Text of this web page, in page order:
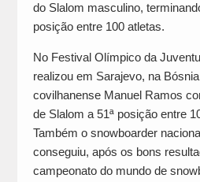
do Slalom masculino,
posição entre 100 atletas.
No Festival Olímpico da
realizou em Sarajevo, na
covilhanense Manuel Ramos
de Slalom a 51ª posição entre
Também o snowboarder
conseguiu, após os bons
campeonato do mundo de